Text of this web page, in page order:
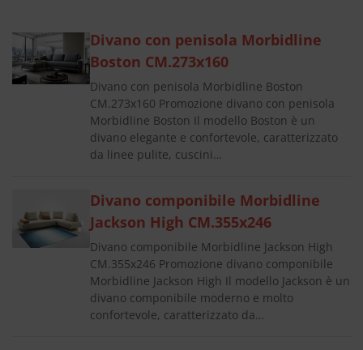
Divano con penisola Morbidline
Boston CM.273x160
Divano con penisola Morbidline Boston
CM.273x160 Promozione divano con penisola
Morbidline Boston Il modello Boston è un
divano elegante e confortevole, caratterizzato
da linee pulite, cuscini…
Divano componibile Morbidline
Jackson High CM.355x246
Divano componibile Morbidline Jackson High
CM.355x246 Promozione divano componibile
Morbidline Jackson High Il modello Jackson è un
divano componibile moderno e molto
confortevole, caratterizzato da…